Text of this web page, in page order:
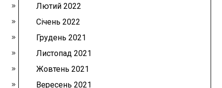
Лютий 2022
Січень 2022
Грудень 2021
Листопад 2021
Жовтень 2021
Вересень 2021